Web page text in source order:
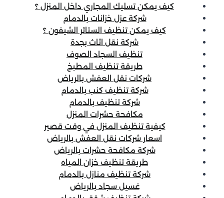
كيف يمكن تسليك المجاري داخل المنزل ؟
شركة عزل خزانات بالدمام
كيف يمكن تنظيف الستائر الشيفون ؟
شركة نقل اثاث بجدة
تنظيف السجاد الصوف
طريقة تنظيف المطبخ
شركات نقل العفش بالرياض
شركة تنظيف كنب بالدمام
شركة تنظيف بالدمام
مكافحة حشرات المنزل
كيفية تنظيف المنزل في وقت قصير
اسعار شركات نقل العفش بالرياض
شركة مكافحة حشرات بالرياض
طريقة تنظيف خزان المياه
شركة تنظيف منازل بالدمام
غسيل سجاد بالرياض